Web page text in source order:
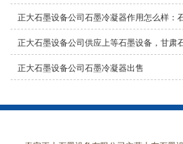
正大石墨设备公司石墨冷凝器作用怎么样：
正大石墨设备公司供应上等石墨设备，甘肃
正大石墨设备公司石墨冷凝器出售